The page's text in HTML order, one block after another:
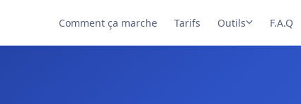
Comment ça marche Tarifs Outils F.A.Q